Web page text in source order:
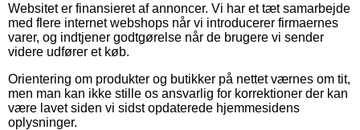
Websitet er finansieret af annoncer. Vi har et tæt samarbejde
med flere internet webshops når vi introducerer firmaernes
varer, og indtjener godtgørelse når de brugere vi sender
videre udfører et køb.
Orientering om produkter og butikker på nettet værnes om tit,
men man kan ikke stille os ansvarlig for korrektioner der kan
være lavet siden vi sidst opdaterede hjemmesidens
oplysninger.